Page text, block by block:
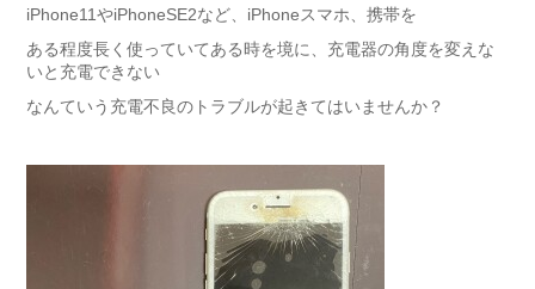
iPhone11やiPhoneSE2など、iPhoneスマホ、携帯を
ある程度長く使っていてある時を境に、充電器の角度を変えな
いと充電できない
なんていう充電不良のトラブルが起きてはいませんか？